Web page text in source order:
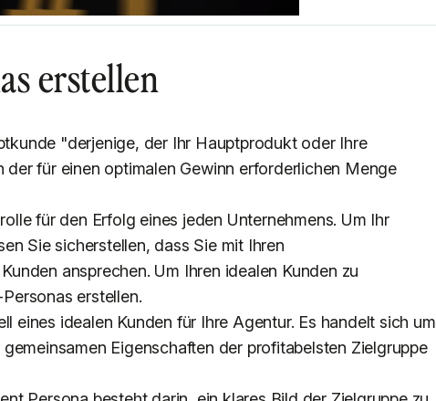
erstellen
"derjenige, der Ihr Hauptprodukt oder Ihre
der für einen optimalen Gewinn erforderlichen Menge
für den Erfolg eines jeden Unternehmens. Um Ihr
Sie sicherstellen, dass Sie mit Ihren
ansprechen. Um Ihren idealen Kunden zu
erstellen.
eines idealen Kunden für Ihre Agentur. Es handelt sich um
Eigenschaften der profitabelsten Zielgruppe